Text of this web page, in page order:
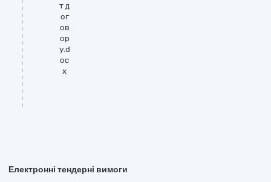
т д
ог
ов
ор
у.d
oc
x
Електронні тендерні вимоги